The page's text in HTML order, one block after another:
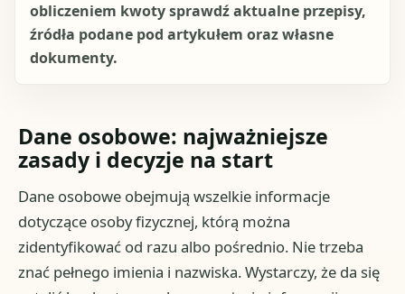
obliczeniem kwoty sprawdź aktualne przepisy,
źródła podane pod artykułem oraz własne
dokumenty.
Dane osobowe: najważniejsze
zasady i decyzje na start
Dane osobowe obejmują wszelkie informacje
dotyczące osoby fizycznej, którą można
zidentyfikować od razu albo pośrednio. Nie trzeba
znać pełnego imienia i nazwiska. Wystarczy, że da się